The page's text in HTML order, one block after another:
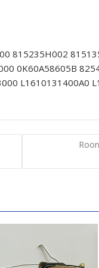
815235H002
0K60A58605B
L1610131400A0